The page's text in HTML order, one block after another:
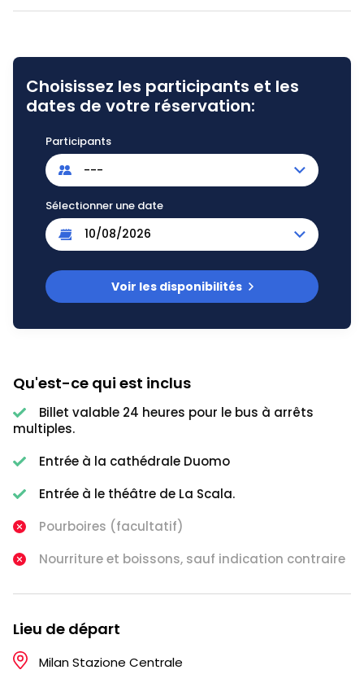
Choisissez les participants et les
dates de votre réservation:
Participants
---
Sélectionner une date
Voir les disponibilités
Qu'est-ce qui est inclus
Billet valable 24 heures pour le bus à arrêts
multiples.
Entrée à la cathédrale Duomo
Entrée à le théâtre de La Scala.
Pourboires (facultatif)
Nourriture et boissons, sauf indication contraire
Lieu de départ
Milan Stazione Centrale